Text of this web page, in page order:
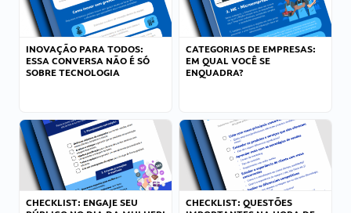
INOVAÇÃO PARA TODOS:
ESSA CONVERSA NÃO É SÓ
SOBRE TECNOLOGIA
CATEGORIAS DE EMPRESAS:
EM QUAL VOCÊ SE
ENQUADRA?
CHECKLIST: ENGAJE SEU
CHECKLIST: QUESTÕES